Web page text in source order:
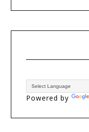
Powered by